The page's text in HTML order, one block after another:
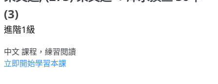
(3)
進階1級
中文 課程，練習閱讀
立即開始學習本課